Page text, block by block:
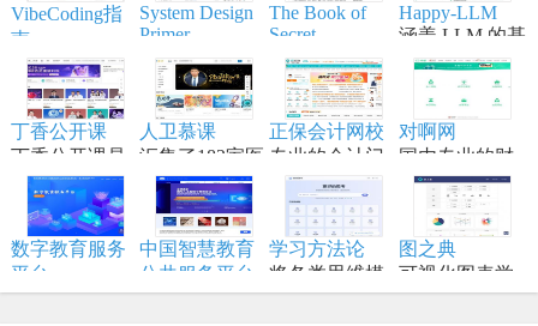
VibeCoding指
南
一个通过与 AI
结对编程，将
想法变为现实
的终极工作站
System Design
Primer
帮助开发者学
习大型系统设
计原理、备战
技术面试，是
系统设计领域
的权威学习资
源。
The Book of
Secret
Knowledge
实用的列表、
手册、备忘
单、黑客技
巧、一行代
码、命令行/网
页工具资源。
Happy-LLM
涵盖 LLM 的基
本原理,训练流
程,模型构建等
内容,适合具备
一定编程和深
学习者。
丁香公开课
丁香公开课是
将传统线下授
课搬到网络平
台
人卫慕课
汇集了182家医
学高等院校的
顶尖资源
正保会计网校
专业的会计门
户网站，专注
财会职业培训
品牌,从事初级
会计职称考试
对啊网
国内专业的财
经财会会计类
职业教育分班
直播网校
数字教育服务
平台
以数字化推动
中国智慧教育
公共服务平台
全称中国国家
学习方法论
将各类思维模
型、创新方法
图之典
可视化图表学
习网站